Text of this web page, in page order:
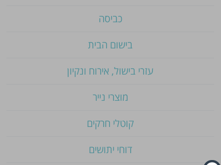
כביסה
בישום הבית
עזרי בישול, אירוח ונקיון
מוצרי נייר
קוטלי חרקים
דוחי יתושים